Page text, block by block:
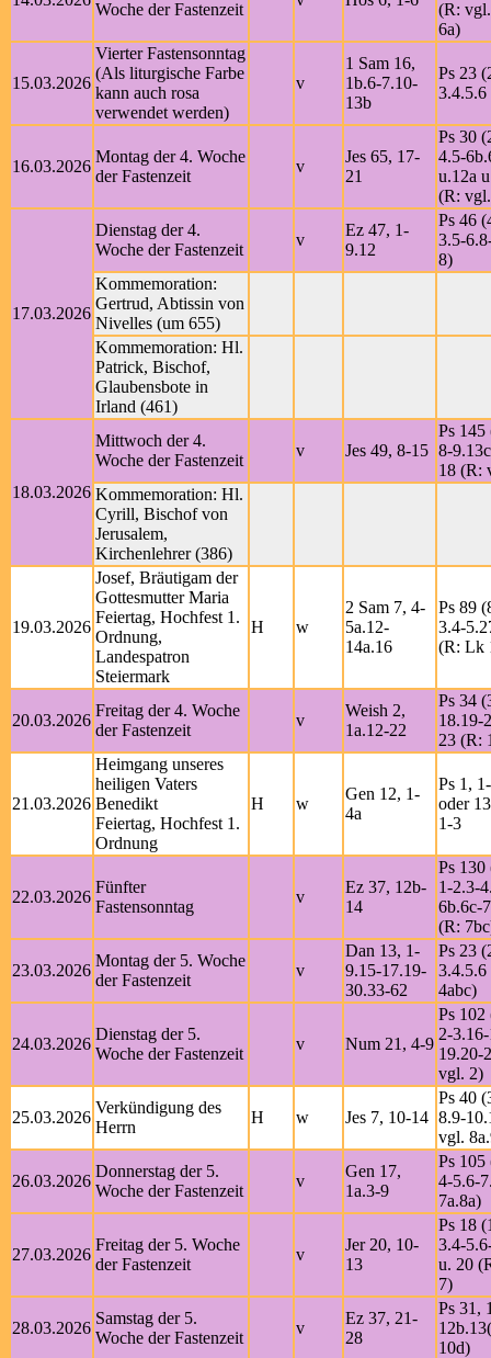
Woche der Fastenzeit
(R:
6a)
15.03.2026
Vierter Fastensonntag
(Als liturgische Farbe
kann auch rosa
verwendet werden)
v
1 Sam 16,
1b.6-7.10-
13b
Ps 23
3.4.5.6
16.03.2026
Montag der 4. Woche
der Fastenzeit
v
Jes 65, 17-
21
Ps 30
4.5-
u.12a
(R:
17.03.2026
Dienstag der 4.
Woche der Fastenzeit
v
Ez 47, 1-
9.12
Ps 46
3.5-
8)
Kommemoration:
Gertrud, Abtissin von
Nivelles (um 655)
Kommemoration: Hl.
Patrick, Bischof,
Glaubensbote in
Irland (461)
18.03.2026
Mittwoch der 4.
Woche der Fastenzeit
v Jes 49, 8-15
Ps 145
8-
18 (R:
Kommemoration: Hl.
Cyrill, Bischof von
Jerusalem,
Kirchenlehrer (386)
19.03.2026
Josef, Bräutigam der
Gottesmutter Maria
Feiertag, Hochfest 1.
Ordnung,
Landespatron
Steiermark
H w
2 Sam 7, 4-
5a.12-
14a.16
Ps 89
3.4-
(R: Lk
20.03.2026
Freitag der 4. Woche
der Fastenzeit
v
Weish 2,
1a.12-22
Ps 34
18.19-
23 (R:
21.03.2026
Heimgang unseres
heiligen Vaters
Benedikt
Feiertag, Hochfest 1.
Ordnung
H w
Gen 12, 1-
4a
Ps 1,
oder
1-3
22.03.2026
Fünfter
Fastensonntag
v
Ez 37, 12b-
14
Ps 130
1-2.3-
6b.6c-
(R:
23.03.2026
Montag der 5. Woche
der Fastenzeit
v
Dan 13, 1-
9.15-17.19-
30.33-62
Ps 23
3.4.5.6
4abc)
24.03.2026
Dienstag der 5.
Woche der Fastenzeit
v Num 21, 4-9
Ps 102
2-
19.20-
vgl. 2)
25.03.2026
Verkündigung des
Herrn
H w Jes 7, 10-14
Ps 40
8.9-
vgl.
26.03.2026
Donnerstag der 5.
Woche der Fastenzeit
v
Gen 17,
1a.3-9
Ps 105
4-5.6-
7a.8a)
27.03.2026
Freitag der 5. Woche
der Fastenzeit
v
Jer 20, 10-
13
Ps 18
3.4-
u. 20
7)
28.03.2026
Samstag der 5.
Woche der Fastenzeit
v
Ez 37, 21-
28
Ps 31,
10d)